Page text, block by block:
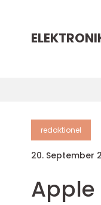
redaktionel
20. September
Apple